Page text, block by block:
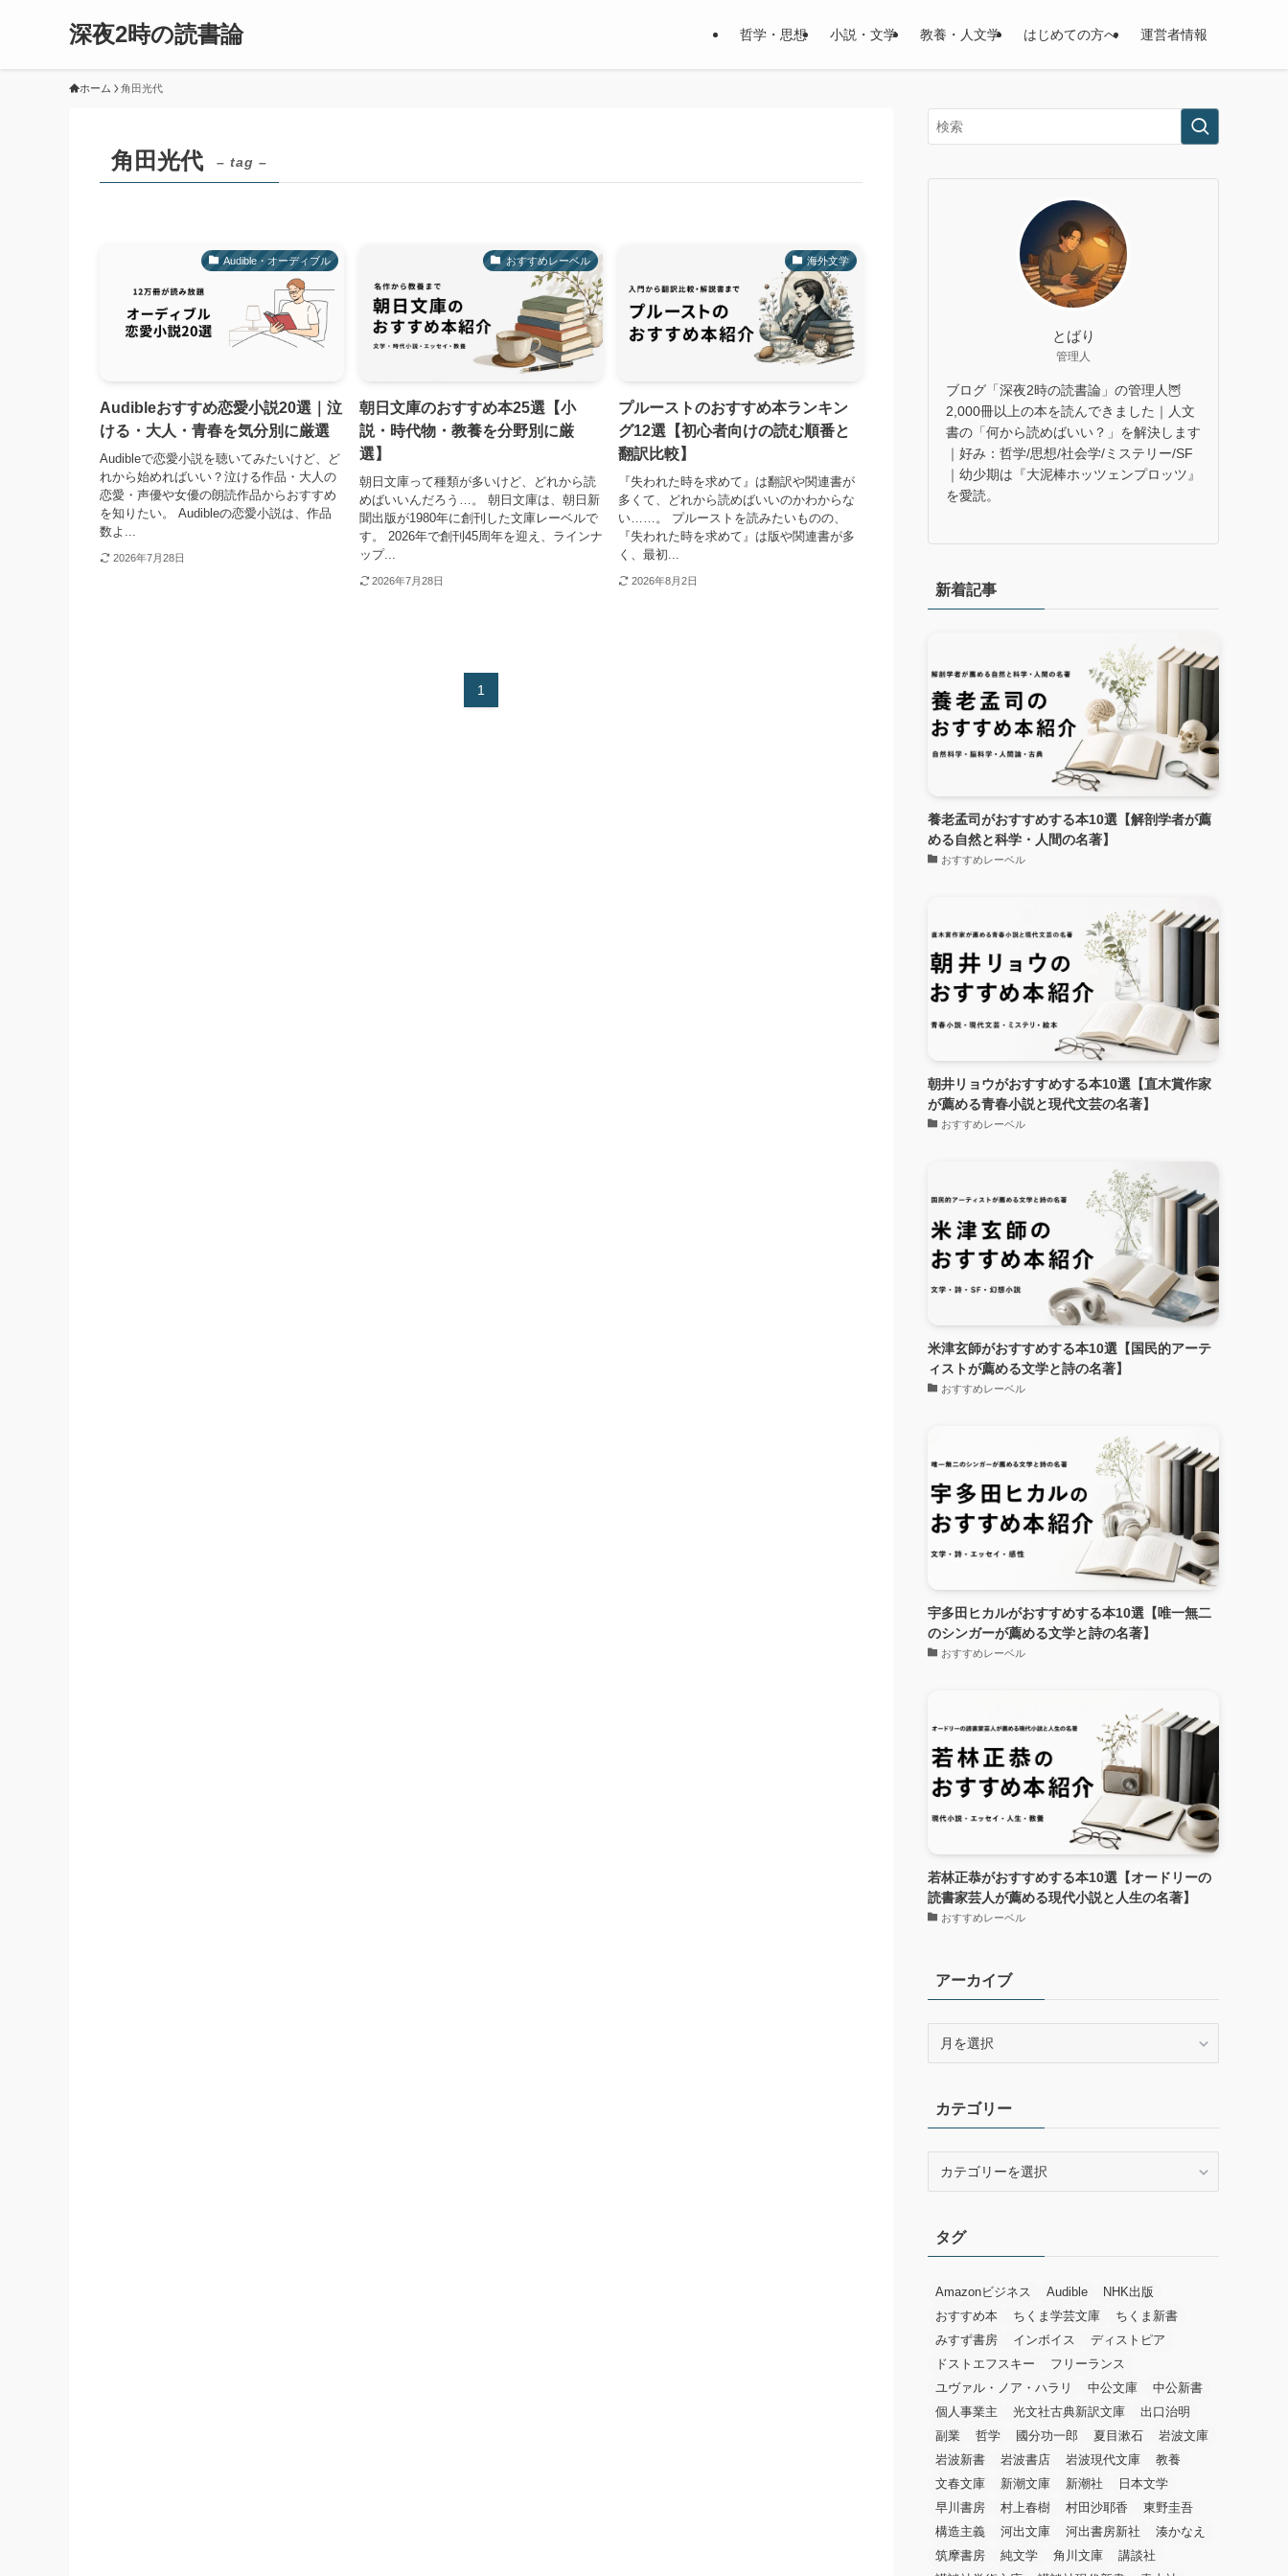
深夜2時の読書論 哲学・思想 小説・文学 教養・人文学 はじめての方へ 運営者情報
ホーム 角田光代
角田光代 – tag –
Audible・オーディブル
Audibleおすすめ恋愛小説20選｜泣
ける・大人・青春を気分別に厳選
Audibleで恋愛小説を聴いてみたいけど、ど
れから始めればいい？泣ける作品・大人の
恋愛・声優や女優の朗読作品からおすすめ
を知りたい。 Audibleの恋愛小説は、作品
数よ...
2026年7月28日
おすすめレーベル
朝日文庫のおすすめ本25選【小
説・時代物・教養を分野別に厳
選】
朝日文庫って種類が多いけど、どれから読
めばいいんだろう…。 朝日文庫は、朝日新
聞出版が1980年に創刊した文庫レーベルで
す。 2026年で創刊45周年を迎え、ラインナ
ップ...
2026年7月28日
海外文学
プルーストのおすすめ本ランキン
グ12選【初心者向けの読む順番と
翻訳比較】
『失われた時を求めて』は翻訳や関連書が
多くて、どれから読めばいいのかわからな
い……。 プルーストを読みたいものの、
『失われた時を求めて』は版や関連書が多
く、最初...
2026年8月2日
1
とばり
管理人
ブログ「深夜2時の読書論」の管理人🦉
2,000冊以上の本を読んできました｜人文
書の「何から読めばいい？」を解決します
｜好み：哲学/思想/社会学/ミステリー/SF
｜幼少期は『大泥棒ホッツェンプロッツ』
を愛読。
新着記事
養老孟司がおすすめする本10選【解剖学者が薦
める自然と科学・人間の名著】
おすすめレーベル
朝井リョウがおすすめする本10選【直木賞作家
が薦める青春小説と現代文芸の名著】
おすすめレーベル
米津玄師がおすすめする本10選【国民的アーテ
ィストが薦める文学と詩の名著】
おすすめレーベル
宇多田ヒカルがおすすめする本10選【唯一無二
のシンガーが薦める文学と詩の名著】
おすすめレーベル
若林正恭がおすすめする本10選【オードリーの
読書家芸人が薦める現代小説と人生の名著】
おすすめレーベル
アーカイブ
ブカテゴリー
ータグ
Amazonビジネス Audible
NHK出版
おすすめ本
ちくま学芸文庫
ちくま新書
みすず書房
インボイス
ディストピア
ドストエフスキー
フリーランス
ユヴァル・ノア・ハラリ
中公文庫
中公新書
個人事業主
光文社古典新訳文庫
出口治明
副業
哲学 國分功一郎 夏目漱石
岩波文庫
岩波新書
岩波書店 岩波現代文庫
教養
文春文庫
新潮文庫 新潮社
日本文学
早川書房
村上春樹 村田沙耶香
東野圭吾
構造主義
河出文庫 河出書房新社
湊かなえ
筑摩書房
純文学 角川文庫
講談社